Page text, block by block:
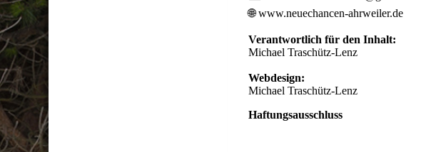
🌐 www.neuechancen-ahrweiler.de
Verantwortlich für den Inhalt:
Michael Traschütz-Lenz
Webdesign:
Michael Traschütz-Lenz
Haftungsausschluss